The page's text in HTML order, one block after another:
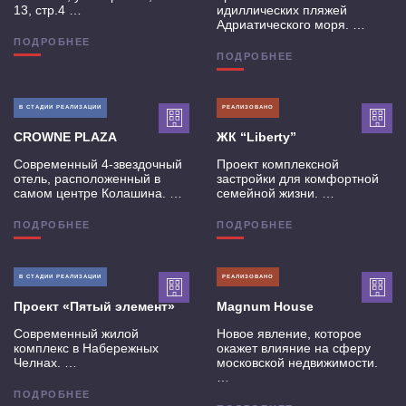
13, стр.4 …
ПОДРОБНЕЕ
идиллических пляжей
Адриатического моря. …
ПОДРОБНЕЕ
В СТАДИИ РЕАЛИЗАЦИИ
CROWNE PLAZA
Современный 4-звездочный
отель, расположенный в
самом центре Колашина. …
ПОДРОБНЕЕ
РЕАЛИЗОВАНО
ЖК “Liberty”
Проект комплексной
застройки для комфортной
семейной жизни. …
ПОДРОБНЕЕ
В СТАДИИ РЕАЛИЗАЦИИ
Проект «Пятый элемент»
Современный жилой
комплекс в Набережных
Челнах. …
ПОДРОБНЕЕ
РЕАЛИЗОВАНО
Magnum House
Новое явление, которое
окажет влияние на сферу
московской недвижимости.
…